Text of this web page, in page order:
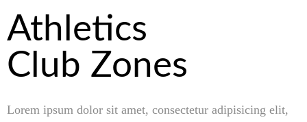
Athletics
Club Zones
Lorem ipsum dolor sit amet, consectetur adipisicing elit,